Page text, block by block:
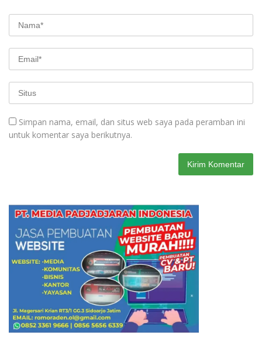
Simpan nama, email, dan situs web saya pada peramban ini
untuk komentar saya berikutnya.